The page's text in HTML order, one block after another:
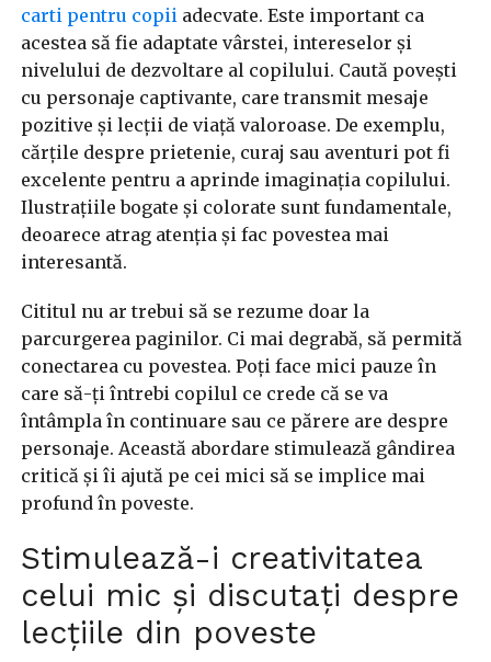
carti pentru copii adecvate. Este important ca
acestea să fie adaptate vârstei, intereselor și
nivelului de dezvoltare al copilului. Caută povești
cu personaje captivante, care transmit mesaje
pozitive și lecții de viață valoroase. De exemplu,
cărțile despre prietenie, curaj sau aventuri pot fi
excelente pentru a aprinde imaginația copilului.
Ilustrațiile bogate și colorate sunt fundamentale,
deoarece atrag atenția și fac povestea mai
interesantă.
Cititul nu ar trebui să se rezume doar la
parcurgerea paginilor. Ci mai degrabă, să permită
conectarea cu povestea. Poți face mici pauze în
care să-ți întrebi copilul ce crede că se va
întâmpla în continuare sau ce părere are despre
personaje. Această abordare stimulează gândirea
critică și îi ajută pe cei mici să se implice mai
profund în poveste.
Stimulează-i creativitatea
celui mic și discutați despre
lecțiile din poveste